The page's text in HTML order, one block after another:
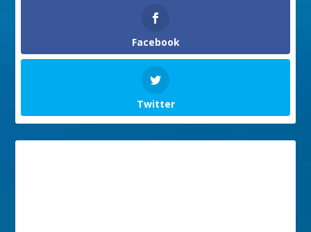
Facebook
Twitter